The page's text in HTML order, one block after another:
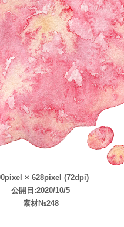
× 628pixel (72dpi)
公開日:2020/10/5
素材№248